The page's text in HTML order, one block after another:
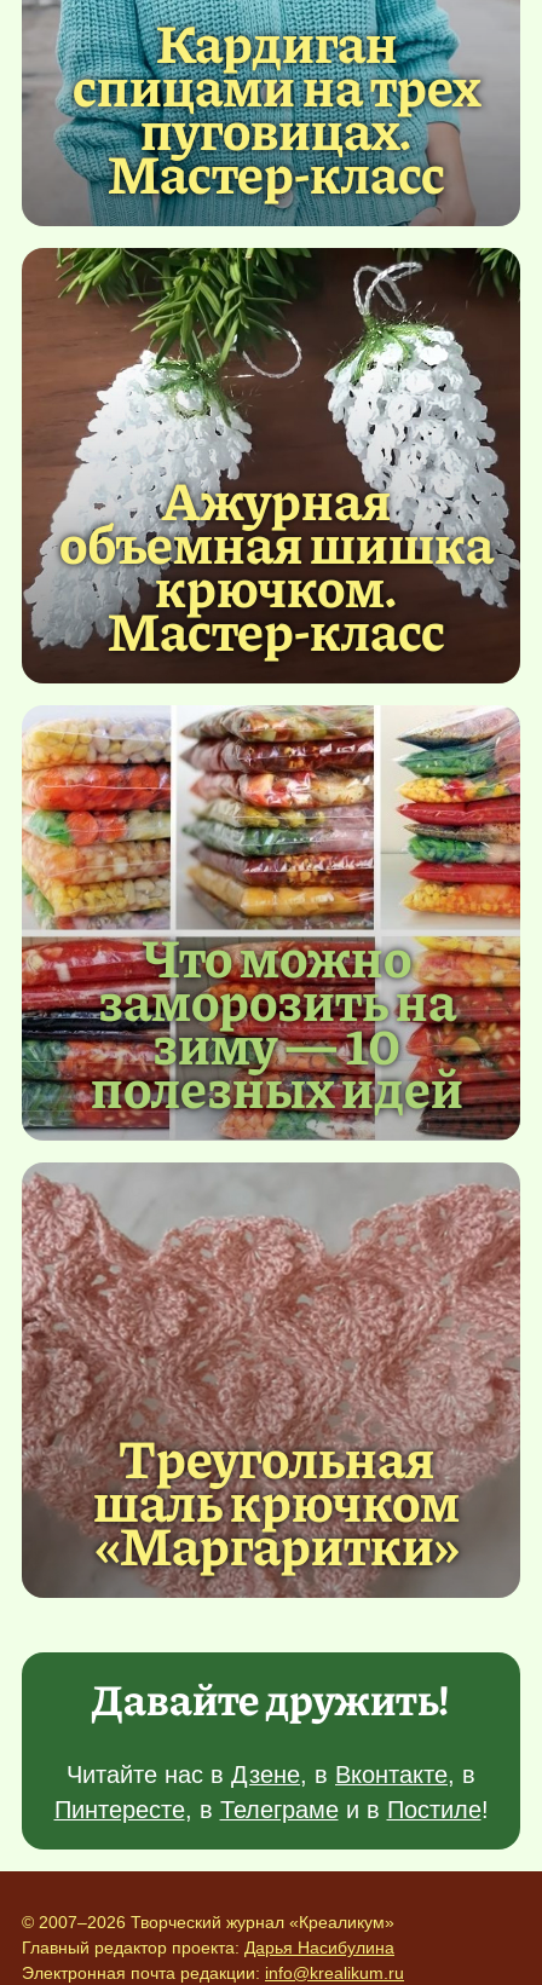
Кардиган
спицами на трех
пуговицах.
Мастер-класс
Ажурная
объемная шишка
крючком.
Мастер-класс
Что можно
заморозить на
зиму — 10
полезных идей
Треугольная
шаль крючком
«Маргаритки»
Давайте дружить!
Читайте нас в Дзене, в Вконтакте, в
Пинтересте, в Телеграмеи в Постиле!
© 2007–2026 Творческий журнал «Креаликум»
Главный редактор проекта: Дарья Насибулина
Электронная почта редакции: info@krealikum.ru